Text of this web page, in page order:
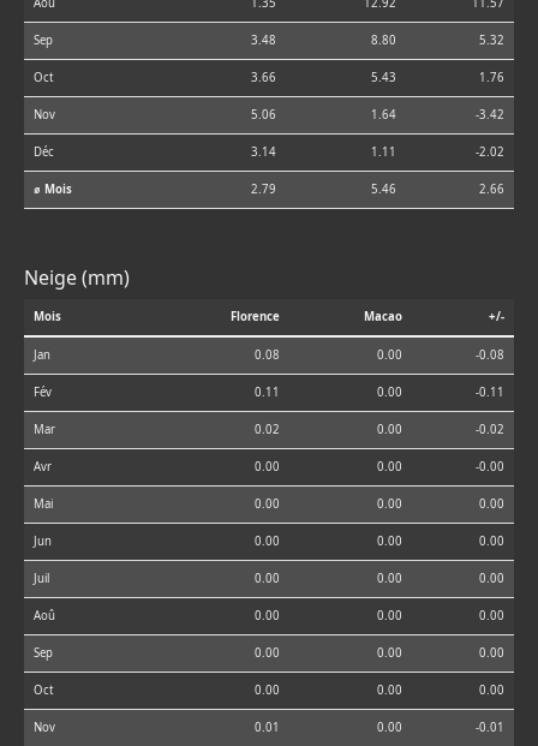
Aoû 1.35 12.92 11.57
Sep 3.48 8.80 5.32
Oct 3.66 5.43 1.76
Nov 5.06 1.64 -3.42
Déc 3.14 1.11 -2.02
⌀ Mois 2.79 5.46 2.66
Neige (mm)
Mois Florence Macao +/-
Jan 0.08 0.00 -0.08
Fév 0.11 0.00 -0.11
Mar 0.02 0.00 -0.02
Avr 0.00 0.00 -0.00
Mai 0.00 0.00 0.00
Jun 0.00 0.00 0.00
Juil 0.00 0.00 0.00
Aoû 0.00 0.00 0.00
Sep 0.00 0.00 0.00
Oct 0.00 0.00 0.00
Nov 0.01 0.00 -0.01